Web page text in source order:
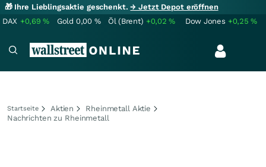
🎁 Ihre Lieblingsaktie geschenkt.→ Jetzt Depot eröffnen
DAX +0,69% Gold 0,00 % Öl (Brent) +0,02% Dow Jones +0,25%
Startseite Aktien
Rheinmetall Aktie
Nachrichten zu Rheinmetall